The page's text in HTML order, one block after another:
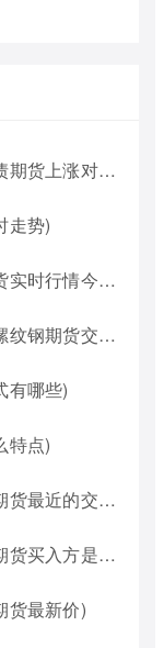
券的影响大吗)
走势)
时行情今天)
钢期货交割)
有哪些)
特点)
易价格是什么)
否有履约权利)
货最新价)